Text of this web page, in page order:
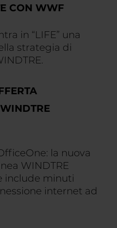
CON WWF
in “LIFE” una
strategia di
la nuova
WINDTRE
include minuti
internet ad